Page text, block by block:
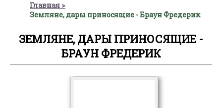
Главная
Земляне, дары приносящие - Браун Фредерик
ЗЕМЛЯНЕ, ДАРЫ ПРИНОСЯЩИЕ -
БРАУН ФРЕДЕРИК